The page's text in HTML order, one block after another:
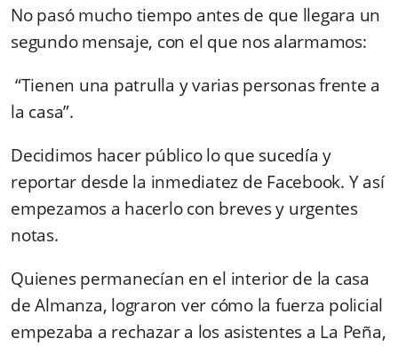
No pasó mucho tiempo antes de que llegara un
segundo mensaje, con el que nos alarmamos:
“Tienen una patrulla y varias personas frente a
la casa”.
Decidimos hacer público lo que sucedía y
reportar desde la inmediatez de Facebook. Y así
empezamos a hacerlo con breves y urgentes
notas.
Quienes permanecían en el interior de la casa
de Almanza, lograron ver cómo la fuerza policial
empezaba a rechazar a los asistentes a La Peña,